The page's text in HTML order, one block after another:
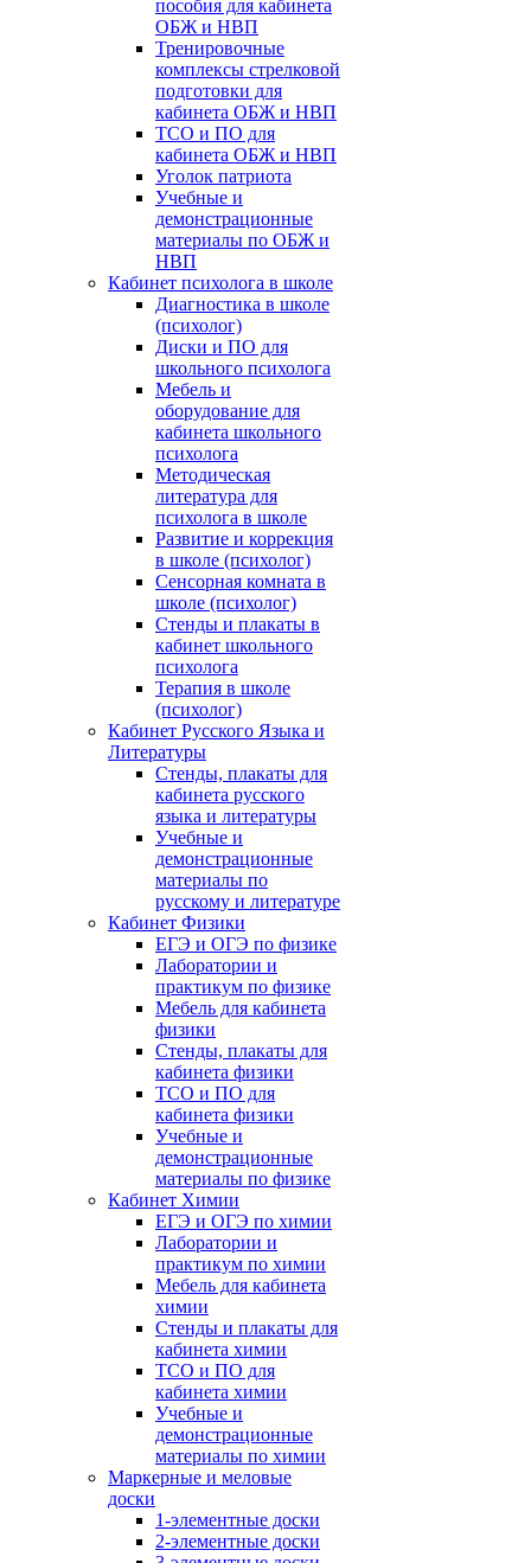
пособия для кабинета
ОБЖ и НВП
Тренировочные
комплексы стрелковой
подготовки для
кабинета ОБЖ и НВП
ТСО и ПО для
кабинета ОБЖ и НВП
Уголок патриота
Учебные и
демонстрационные
материалы по ОБЖ и
НВП
Кабинет психолога в школе
Диагностика в школе
(психолог)
Диски и ПО для
школьного психолога
Мебель и
оборудование для
кабинета школьного
психолога
Методическая
литература для
психолога в школе
Развитие и коррекция
в школе (психолог)
Сенсорная комната в
школе (психолог)
Стенды и плакаты в
кабинет школьного
психолога
Терапия в школе
(психолог)
Кабинет Русского Языка и
Литературы
Стенды, плакаты для
кабинета русского
языка и литературы
Учебные и
демонстрационные
материалы по
русскому и литературе
Кабинет Физики
ЕГЭ и ОГЭ по физике
Лаборатории и
практикум по физике
Мебель для кабинета
физики
Стенды, плакаты для
кабинета физики
ТСО и ПО для
кабинета физики
Учебные и
демонстрационные
материалы по физике
Кабинет Химии
ЕГЭ и ОГЭ по химии
Лаборатории и
практикум по химии
Мебель для кабинета
химии
Стенды и плакаты для
кабинета химии
ТСО и ПО для
кабинета химии
Учебные и
демонстрационные
материалы по химии
Маркерные и меловые
доски
1-элементные доски
2-элементные доски